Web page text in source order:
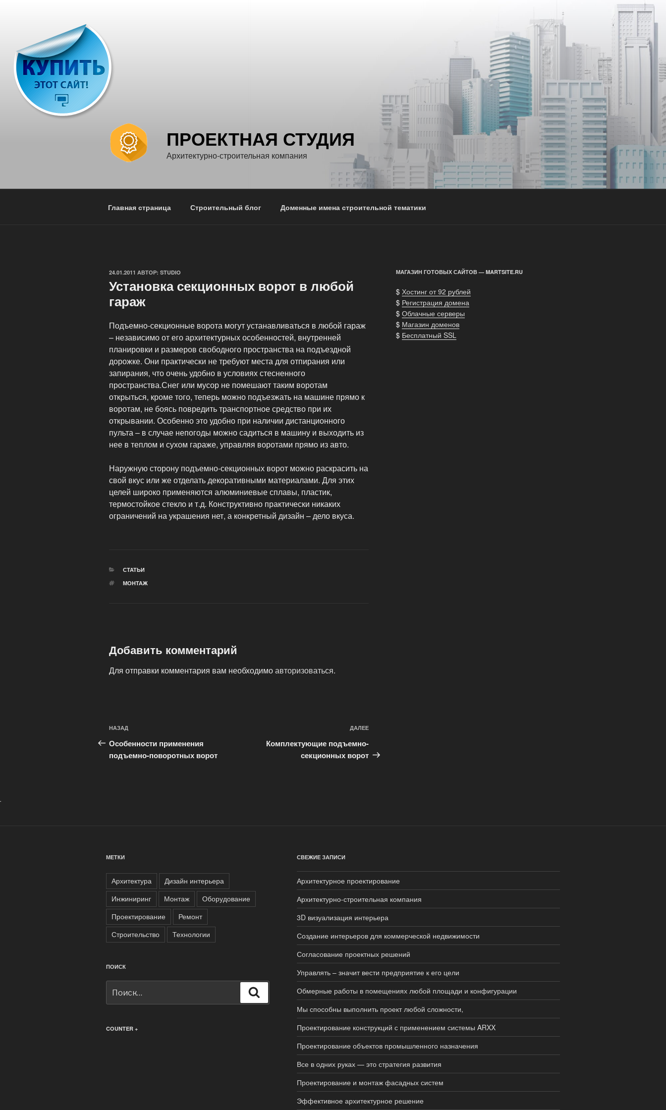
ПРОЕКТНАЯ СТУДИЯ
Архитектурно-строительная компания
Главная страница Строительный блог Доменные имена строительной тематики
ОПУБЛИКОВАНО
24.01.2011 АВТОР: STUDIO
Установка секционных ворот в любой
гараж
Подъемно-секционные ворота могут устанавливаться в любой гараж
– независимо от его архитектурных особенностей, внутренней
планировки и размеров свободного пространства на подъездной
дорожке. Они практически не требуют места для отпирания или
запирания, что очень удобно в условиях стесненного
пространства.Снег или мусор не помешают таким воротам
открыться, кроме того, теперь можно подъезжать на машине прямо к
воротам, не боясь повредить транспортное средство при их
открывании. Особенно это удобно при наличии дистанционного
пульта – в случае непогоды можно садиться в машину и выходить из
нее в теплом и сухом гараже, управляя воротами прямо из авто.
Наружную сторону подъемно-секционных ворот можно раскрасить на
свой вкус или же отделать декоративными материалами. Для этих
целей широко применяются алюминиевые сплавы, пластик,
термостойкое стекло и т.д. Конструктивно практически никаких
ограничений на украшения нет, а конкретный дизайн – дело вкуса.
РУБРИКИ
СТАТЬИ
МЕТКИ
МОНТАЖ
Добавить комментарий
Для отправки комментария вам необходимоавторизоваться.
Навигация
по
записям
Предыдущая
запись:
НАЗАД
Особенности применения
подъемно-поворотных ворот
ДАЛЕЕ
Комплектующие подъемно-
секционных ворот
МАГАЗИН ГОТОВЫХ САЙТОВ — MARTSITE.RU
$ Хостинг от 92 рублей
$ Регистрация домена
$ Облачные серверы
$ Магазин доменов
$ Бесплатный SSL
.
МЕТКИ
Архитектура
Дизайн интерьера
Инжиниринг
Монтаж
Оборудование
Проектирование
Ремонт
Строительство
Технологии
ПОИСК
COUNTER +
СВЕЖИЕ ЗАПИСИ
Архитектурное проектирование
Архитектурно-строительная компания
3D визуализация интерьера
Создание интерьеров для коммерческой недвижимости
Согласование проектных решений
Управлять – значит вести предприятие к его цели
Обмерные работы в помещениях любой площади и конфигурации
Мы способны выполнить проект любой сложности,
Проектирование конструкций с применением системы ARXX
Проектирование объектов промышленного назначения
Все в одних руках — это стратегия развития
Проектирование и монтаж фасадных систем
Эффективное архитектурное решение